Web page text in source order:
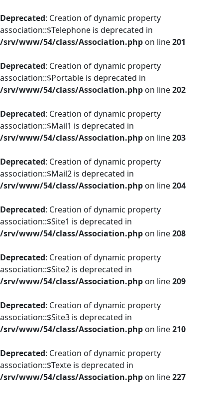
Deprecated: Creation of dynamic property
association::$Telephone is deprecated in
/srv/www/54/class/Association.php on line201
Deprecated: Creation of dynamic property
association::$Portable is deprecated in
/srv/www/54/class/Association.php on line202
Deprecated: Creation of dynamic property
association::$Mail1 is deprecated in
/srv/www/54/class/Association.php on line203
Deprecated: Creation of dynamic property
association::$Mail2 is deprecated in
/srv/www/54/class/Association.php on line204
Deprecated: Creation of dynamic property
association::$Site1 is deprecated in
/srv/www/54/class/Association.php on line208
Deprecated: Creation of dynamic property
association::$Site2 is deprecated in
/srv/www/54/class/Association.php on line209
Deprecated: Creation of dynamic property
association::$Site3 is deprecated in
/srv/www/54/class/Association.php on line210
Deprecated: Creation of dynamic property
association::$Texte is deprecated in
/srv/www/54/class/Association.php on line227